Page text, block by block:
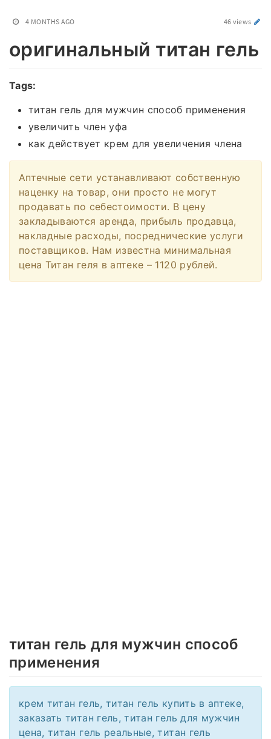
4 MONTHS AGO 46 views
оригинальный титан гель
Tags:
титан гель для мужчин способ применения
увеличить член уфа
как действует крем для увеличения члена
Аптечные сети устанавливают собственную
наценку на товар, они просто не могут
продавать по себестоимости. В цену
закладываются аренда, прибыль продавца,
накладные расходы, посреднические услуги
поставщиков. Нам известна минимальная
цена Титан геля в аптеке – 1120 рублей.
титан гель для мужчин способ
применения
крем титан гель, титан гель купить в аптеке,
заказать титан гель, титан гель для мужчин
цена, титан гель реальные, титан гель